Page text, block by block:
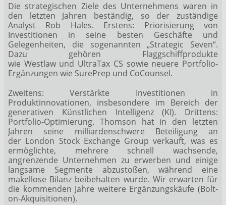
Die strategischen Ziele des Unternehmens waren in
den letzten Jahren beständig, so der zuständige
Analyst Rob Hales. Erstens: Priorisierung von
Investitionen in seine besten Geschäfte und
Gelegenheiten, die sogenannten „Strategic Seven“.
Dazu gehören Flaggschiffprodukte
wie Westlaw und UltraTax CS sowie neuere Portfolio-
Ergänzungen wie SurePrep und CoCounsel.
Zweitens: Verstärkte Investitionen in
Produktinnovationen, insbesondere im Bereich der
generativen Künstlichen Intelligenz (KI). Drittens:
Portfolio-Optimierung. Thomson hat in den letzten
Jahren seine milliardenschwere Beteiligung an
der London Stock Exchange Group verkauft, was es
ermöglichte, mehrere schnell wachsende,
angrenzende Unternehmen zu erwerben und einige
langsame Segmente abzustoßen, während eine
makellose Bilanz beibehalten wurde. Wir erwarten für
die kommenden Jahre weitere Ergänzungskäufe (Bolt-
on-Akquisitionen).